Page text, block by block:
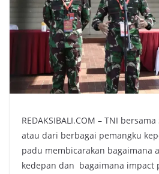
REDAKSIBALI.COM – TNI
atau dari berbagai pemangku
padu membicarakan bagaimana
kedepan dan bagaimana impact